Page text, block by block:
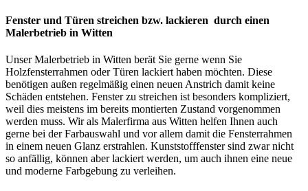
Fenster und Türen streichen bzw. lackieren durch einen
Malerbetrieb in Witten
Unser Malerbetrieb in Witten berät Sie gerne wenn Sie
Holzfensterrahmen oder Türen lackiert haben möchten. Diese
benötigen außen regelmäßig einen neuen Anstrich damit keine
Schäden entstehen. Fenster zu streichen ist besonders kompliziert,
weil dies meistens im bereits montierten Zustand vorgenommen
werden muss. Wir als Malerfirma aus Witten helfen Ihnen auch
gerne bei der Farbauswahl und vor allem damit die Fensterrahmen
in einem neuen Glanz erstrahlen. Kunststofffenster sind zwar nicht
so anfällig, können aber lackiert werden, um auch ihnen eine neue
und moderne Farbgebung zu verleihen.